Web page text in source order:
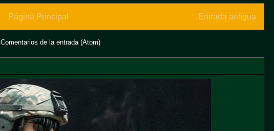
Entrada antigua
Página Principal
Comentarios de la entrada (Atom)